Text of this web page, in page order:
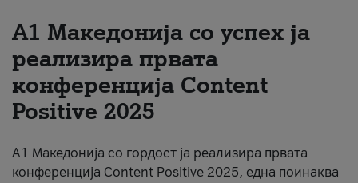
#ПодобарОнлајн
А1 Македонија со успех ја
реализира првата
конференција Content
Positive 2025
А1 Македонија со гордост ја реализира првата
конференција Content Positive 2025, една поинаква